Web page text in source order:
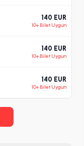
140 EUR
10+ Bilet Uygun
140 EUR
10+ Bilet Uygun
140 EUR
10+ Bilet Uygun